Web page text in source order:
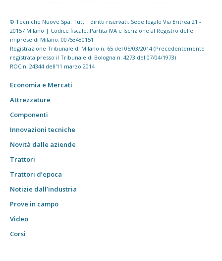
© Tecniche Nuove Spa. Tutti i diritti riservati. Sede legale Via Eritrea 21 -
20157 Milano | Codice fiscale, Partita IVA e Iscrizione al Registro delle
imprese di Milano: 00753480151
Registrazione Tribunale di Milano n. 65 del 05/03/2014 (Precedentemente
registrata presso il Tribunale di Bologna n. 4273 del 07/04/1973)
ROC n. 24344 dell'11 marzo 2014
Economia e Mercati
Attrezzature
Componenti
Innovazioni tecniche
Novità dalle aziende
Trattori
Trattori d’epoca
Notizie dall’industria
Prove in campo
Video
Corsi